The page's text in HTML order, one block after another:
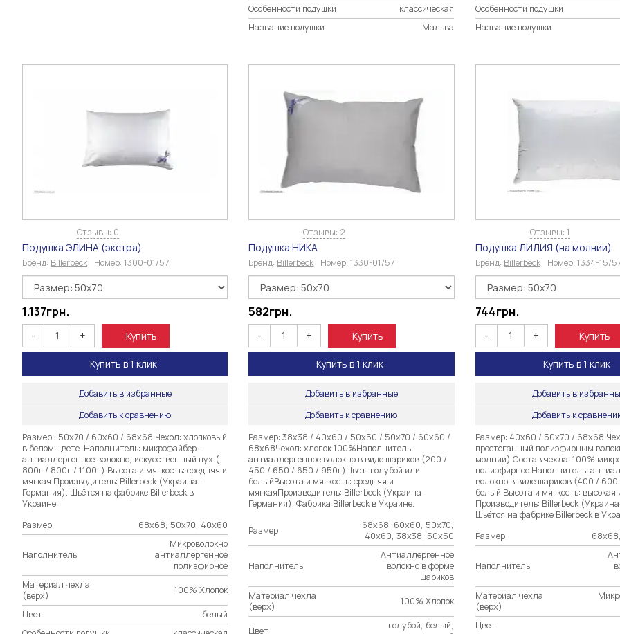
Особенности подушки
классическая
Название подушки
Мальва
Особенности подушки
Название подушки
Отзывы: 0
Подушка ЭЛИНА (экстра)
Бренд: Billerbeck Номер: 1300-01/57
1.137грн.
- + Купить
Купить в 1 клик
Добавить в избранные
Добавить к сравнению
Размер: 50х70 / 60х60 / 68х68 Чехол: хлопковый
в белом цвете Наполнитель: микрофайбер -
антиаллергенное волокно, искусственный пух (
800г / 800г / 1100г) Высота и мягкость: средняя и
мягкая Производитель: Billerbeck (Украина-
Германия). Шьётся на фабрике Billerbeck в
Украине.
Размер
68х68, 50х70, 40х60
Наполнитель
Микроволокно
антиаллергенное
полиэфирное
Материал чехла
(верх)
100% Хлопок
Цвет
белый
Отзывы: 2
Подушка НИКА
Бренд: Billerbeck Номер:1330-01/57
582грн.
- + Купить
Купить в 1 клик
Добавить в избранные
Добавить к сравнению
Размер: 38х38 / 40х60 / 50х50 / 50х70 / 60х60 /
68х68Чехол: хлопок 100%Наполнитель:
антиаллергенное волокно в виде шариков (200 /
450 / 650 / 650 / 950г)Цвет: голубой или
белыйВысота и мягкость: средняя и
мягкаяПроизводитель: Billerbeck (Украина-
Германия). Фабрика Billerbeck в Украине.
Размер
68х68, 60х60, 50х70,
40х60, 38х38, 50х50
Наполнитель
Антиаллергенное
волокно в форме
шариков
Материал чехла
(верх)
100% Хлопок
Цвет
голубой, белый,
Отзывы: 1
Подушка ЛИЛИЯ (на молнии)
Бренд: Billerbeck Номер: 1334-15/
744грн.
- + Купить
Купить в 1 клик
Добавить в
Добавить к
Размер: 40х60 / 50х70 / 68х68
простеганный полиэфирным
молнии) Состав чехла: 100%
полиэфирное Наполнитель:
волокно в виде шариков (400 /
белый Высота и мягкость: высокая
Производитель: Billerbeck
Шьётся на фабрике Billerbeck в
Размер
Наполнитель
Материал чехла
(верх)
Цвет